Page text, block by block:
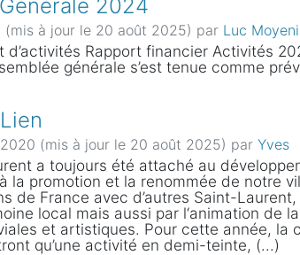
2024
à jour le 20 août 2025) par Luc
d’activités Rapport financier Activités
générale s’est tenue comme
(mis à jour le 20 août 2025) par Yves
a toujours été attaché au
la promotion et la renommée de notre
de France avec d’autres Saint-
local mais aussi par l‘animation de
et artistiques. Pour cette année, la
qu’une activité en demi-teinte, (...)